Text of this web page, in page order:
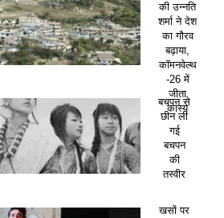
की उन्नति
शर्मा ने देश
का गौरव
बढ़ाया,
कॉमनवेल्थ
-26 में
जीता
कांस्य
बचपन से
छीन ली
गई
बचपन
की
तस्वीर
खसों पर